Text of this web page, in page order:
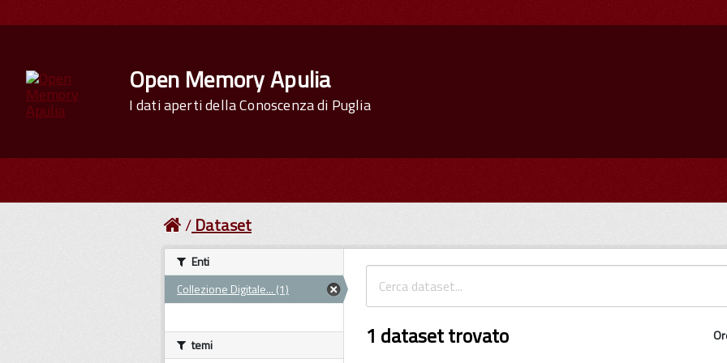
Open Memory Apulia
I dati aperti della Conoscenza di Puglia
Dataset
1 dataset trovato
Enti
Collezione Digitale... (1)
temi